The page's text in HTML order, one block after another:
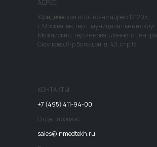
АДРЕС
КОНТАКТЫ
Юридический и почтовый адрес: 121205,
г.Москва, вн.тер.г.муниципальный округ
Можайский, тер.инновационного центра
Сколково, б-р Большой, д. 42, стр.15
+7 (495) 411-94-00
sales@inmedtekh.ru
Отдел продаж: